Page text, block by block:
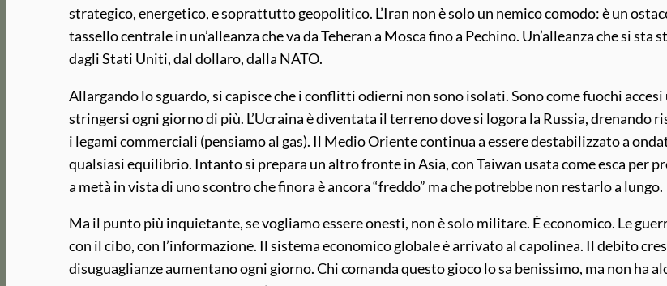
strategico, energetico, e soprattutto geopolitico. L’Iran non è solo un nemico comodo: è un
tassello centrale in un’alleanza che va da Teheran a Mosca fino a Pechino. Un’alleanza che si
dagli Stati Uniti, dal dollaro, dalla NATO.
Allargando lo sguardo, si capisce che i conflitti odierni non sono isolati. Sono come fuochi
stringersi ogni giorno di più. L’Ucraina è diventata il terreno dove si logora la Russia, drenando
i legami commerciali (pensiamo al gas). Il Medio Oriente continua a essere destabilizzato a
qualsiasi equilibrio. Intanto si prepara un altro fronte in Asia, con Taiwan usata come esca per
a metà in vista di uno scontro che finora è ancora “freddo” ma che potrebbe non restarlo a lungo.
Ma il punto più inquietante, se vogliamo essere onesti, non è solo militare. È economico. Le
con il cibo, con l’informazione. Il sistema economico globale è arrivato al capolinea. Il debito
disuguaglianze aumentano ogni giorno. Chi comanda questo gioco lo sa benissimo, ma non ha